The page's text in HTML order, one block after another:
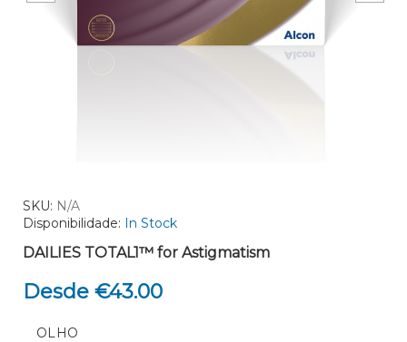
SKU: N/A
Disponibilidade: In Stock
DAILIES TOTAL1™ for Astigmatism
Desde €43.00
OLHO